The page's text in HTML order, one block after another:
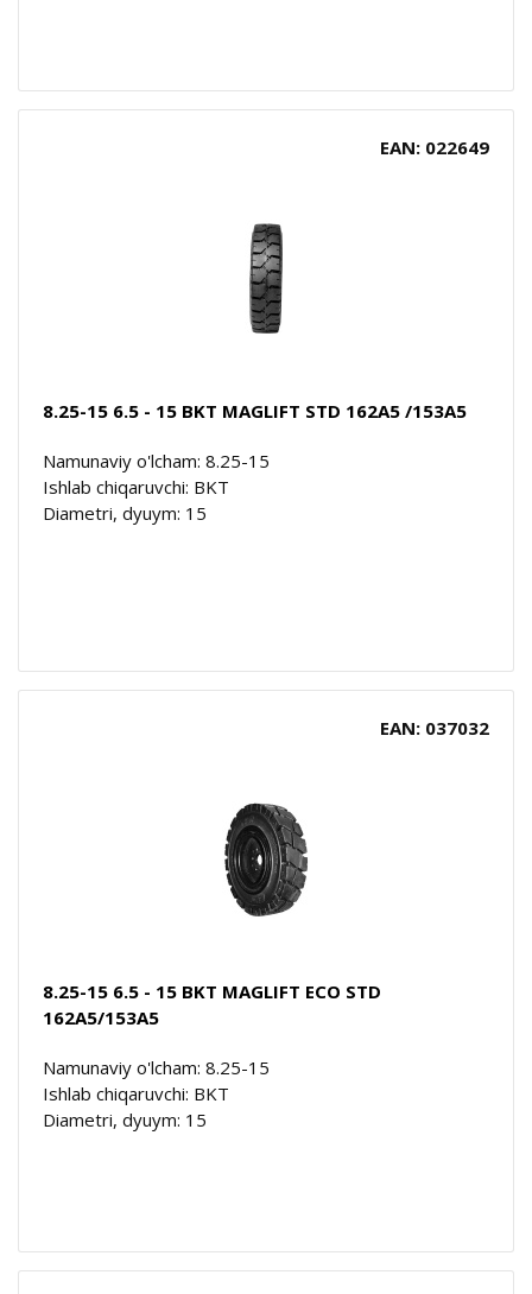
EAN: 022649
8.25-15 6.5 - 15 BKT MAGLIFT STD 162A5 /153A5
Namunaviy o'lcham: 8.25-15
Ishlab chiqaruvchi: BKT
Diametri, dyuym: 15
EAN: 037032
8.25-15 6.5 - 15 BKT MAGLIFT ECO STD
162A5/153A5
Namunaviy o'lcham: 8.25-15
Ishlab chiqaruvchi: BKT
Diametri, dyuym: 15